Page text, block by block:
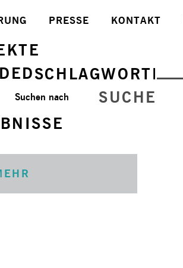
KONTAKT
PRESSE
SCHLAGWORTE
SUCHE
Suchen nach